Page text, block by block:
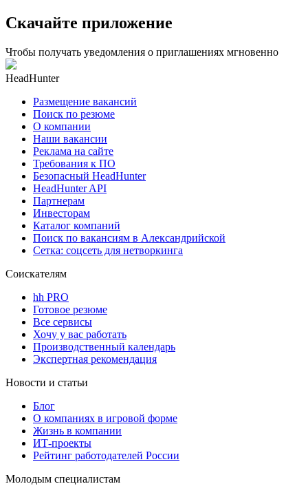
Скачайте приложение
Чтобы получать уведомления о приглашениях мгновенно
HeadHunter
Размещение вакансий
Поиск по резюме
О компании
Наши вакансии
Реклама на сайте
Требования к ПО
Безопасный HeadHunter
HeadHunter API
Партнерам
Инвесторам
Каталог компаний
Поиск по вакансиям в Александрийской
Сетка: соцсеть для нетворкинга
Соискателям
hh PRO
Готовое резюме
Все сервисы
Хочу у вас работать
Производственный календарь
Экспертная рекомендация
Новости и статьи
Блог
О компаниях в игровой форме
Жизнь в компании
ИТ-проекты
Рейтинг работодателей России
Молодым специалистам